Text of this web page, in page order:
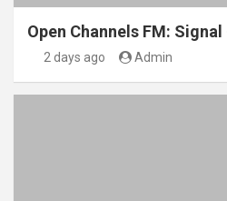
Open Channels FM: Signal
2 days ago Admin